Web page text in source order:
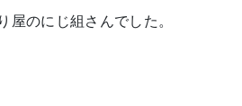
屋のにじ組さんでした。